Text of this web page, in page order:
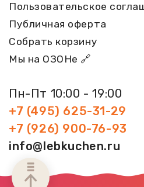
Пользовательское
Публичная оферта
Собрать корзину
Мы на ОЗОНе 🔗
Пн-Пт 10:00 - 19:00
+7 (495) 625-31-29
+7 (926) 900-76-93
info@lebkuchen.ru